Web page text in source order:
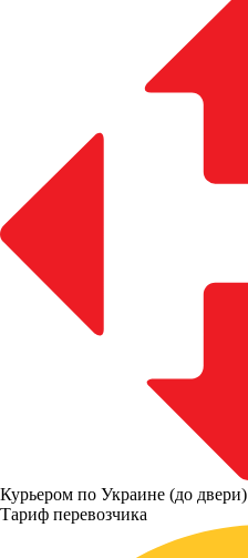
Курьером по Украине (до двери)
Тариф перевозчика